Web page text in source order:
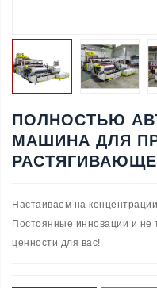
ПОЛНОСТЬЮ
МАШИНА ДЛЯ
Настаиваем на
Постоянные инновации и не
ценности для вас!